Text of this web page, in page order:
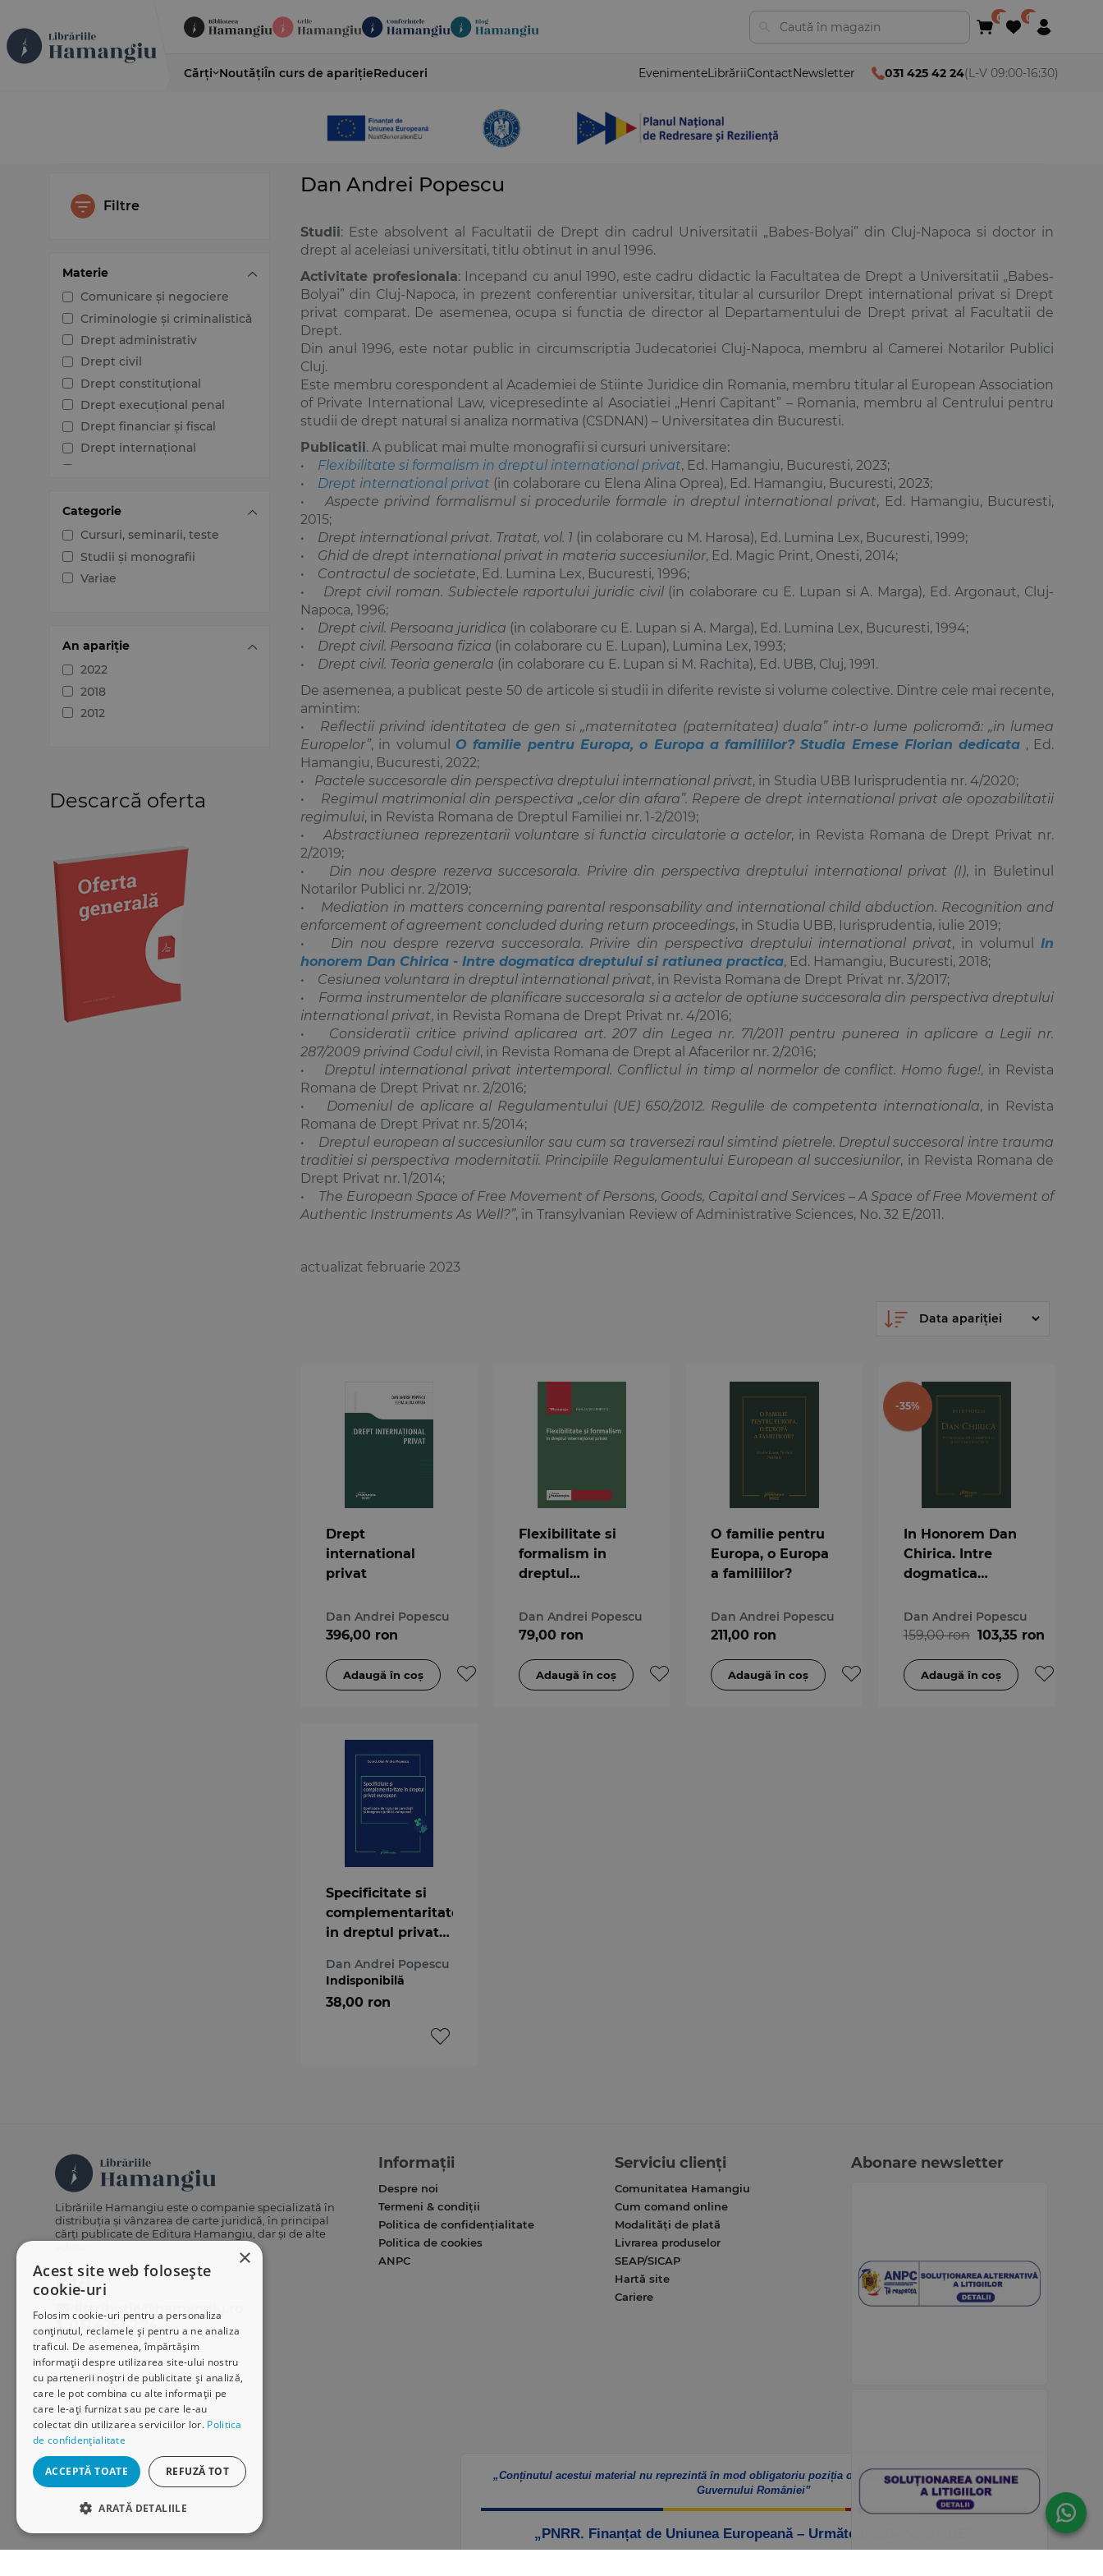
Cărți NoutățiÎn curs de aparițieReduceri EvenimenteLibrăriiContactNewsletter 031 425 42 24(L-V 09:00-16:30)
Filtre
Materie
Comunicare și negociere
Criminologie și criminalistică
Drept administrativ
Drept civil
Drept constituțional
Drept execuțional penal
Drept financiar și fiscal
Drept internațional
Drept procesual penal
Dreptul afacerilor
Dreptul familiei
Dreptul mediului
Dreptul noilor tehnologii
intelectuale
Dreptul Uniunii Europene
Jurisprudența instanțelor
juridice
Teoria generală a dreptului
Variae
Categorie
Cursuri, seminarii, teste
Studii și monografii
Variae
An apariție
2022
2018
2012
Descarcă oferta
Dan Andrei Popescu
Studii: Este absolvent al Facultatii de Drept din cadrul Universitatii „Babes-Bolyai” din Cluj-Napoca si doctor in
drept al aceleiasi universitati, titlu obtinut in anul 1996.
Activitate profesionala: Incepand cu anul 1990, este cadru didactic la Facultatea de Drept a Universitatii „Babes-
Bolyai” din Cluj-Napoca, in prezent conferentiar universitar, titular al cursurilor Drept international privat si Drept
privat comparat. De asemenea, ocupa si functia de director al Departamentului de Drept privat al Facultatii de
Drept.
Din anul 1996, este notar public in circumscriptia Judecatoriei Cluj-Napoca, membru al Camerei Notarilor Publici
Cluj.
Este membru corespondent al Academiei de Stiinte Juridice din Romania, membru titular al European Association
of Private International Law, vicepresedinte al Asociatiei „Henri Capitant” – Romania, membru al Centrului pentru
studii de drept natural si analiza normativa (CSDNAN) – Universitatea din Bucuresti.
Publicatii. A publicat mai multe monografii si cursuri universitare:
•
Flexibilitate si formalism in dreptul international privat, Ed. Hamangiu, Bucuresti, 2023;
• Drept international privat (in colaborare cu Elena Alina Oprea), Ed. Hamangiu, Bucuresti, 2023;
•Aspecte privind formalismul si procedurile formale in dreptul international privat, Ed. Hamangiu, Bucuresti,
2015;
• Drept international privat. Tratat, vol. 1 (in colaborare cu M. Harosa), Ed. Lumina Lex, Bucuresti, 1999;
• Ghid de drept international privat in materia succesiunilor, Ed. Magic Print, Onesti, 2014;
• Contractul de societate, Ed. Lumina Lex, Bucuresti, 1996;
• Drept civil roman. Subiectele raportului juridic civil(in colaborare cu E. Lupan si A. Marga), Ed. Argonaut, Cluj-
Napoca, 1996;
•
Drept civil. Persoana juridica (in colaborare cu E. Lupan si A. Marga), Ed. Lumina Lex, Bucuresti, 1994;
• Drept civil. Persoana fizica (in colaborare cu E. Lupan), Lumina Lex, 1993;
• Drept civil. Teoria generala (in colaborare cu E. Lupan si M. Rachita), Ed. UBB, Cluj, 1991.
De asemenea, a publicat peste 50 de articole si studii in diferite reviste si volume colective. Dintre cele mai recente,
amintim:
•
Reflectii privind identitatea de gen si „maternitatea (paternitatea) duala” intr-o lume policromă: „in lumea
Europelor”, in volumul O familie pentru Europa, o Europa a familiilor? Studia Emese Florian dedicata , Ed.
Hamangiu, Bucuresti, 2022;
• Pactele succesorale din perspectiva dreptului international privat, in Studia UBB Iurisprudentia nr. 4/2020;
• Regimul matrimonial din perspectiva „celor din afara”. Repere de drept international privat ale opozabilitatii
regimului, in Revista Romana de Dreptul Familiei nr. 1-2/2019;
•Abstractiunea reprezentarii voluntare si functia circulatorie a actelor, in Revista Romana de Drept Privat nr.
2/2019;
• Din nou despre rezerva succesorala. Privire din perspectiva dreptului international privat (I), in Buletinul
Notarilor Publici nr. 2/2019;
• Mediation in matters concerning parental responsability and international child abduction. Recognition and
enforcement of agreement concluded during return proceedings, in Studia UBB, Iurisprudentia, iulie 2019;
• Din nou despre rezerva succesorala. Privire din perspectiva dreptului international privat, in volumulIn
honorem Dan Chirica - Intre dogmatica dreptului si ratiunea practica, Ed. Hamangiu, Bucuresti, 2018;
• Cesiunea voluntara in dreptul international privat, in Revista Romana de Drept Privat nr. 3/2017;
• Forma instrumentelor de planificare succesorala si a actelor de optiune succesorala din perspectiva dreptului
international privat, in Revista Romana de Drept Privat nr. 4/2016;
• Consideratii critice privind aplicarea art. 207 din Legea nr. 71/2011 pentru punerea in aplicare a Legii nr.
287/2009 privind Codul civil, in Revista Romana de Drept al Afacerilor nr. 2/2016;
• Dreptul international privat intertemporal. Conflictul in timp al normelor de conflict. Homo fuge!, in Revista
Romana de Drept Privat nr. 2/2016;
• Domeniul de aplicare al Regulamentului (UE) 650/2012. Regulile de competenta internationala, in Revista
Romana de Drept Privat nr. 5/2014;
• Dreptul european al succesiunilor sau cum sa traversezi raul simtind pietrele. Dreptul succesoral intre trauma
traditiei si perspectiva modernitatii. Principiile Regulamentului European al succesiunilor, in Revista Romana de
Drept Privat nr. 1/2014;
• The European Space of Free Movement of Persons, Goods, Capital and Services – A Space of Free Movement of
Authentic Instruments As Well?”, in Transylvanian Review of Administrative Sciences, No. 32 E/2011.
actualizat februarie 2023
Drept
international
privat
Dan Andrei Popescu
396,00 ron
Flexibilitate si
formalism in
dreptul
privat
Dan Andrei Popescu
79,00 ron
O familie pentru
Europa, o Europa
a familiilor?
Dan Andrei Popescu
211,00 ron
-35%
In Honorem Dan
Chirica. Intre
dogmatica
ratiunea practica
Dan Andrei Popescu
159,00 ron 103,35 ron
Specificitate si
complementaritate
in dreptul privat
Conflictele de legi
si de jurisdictii si
integrarea
Dan Andrei Popescu
Indisponibilă
38,00 ron
×
Acest site web folosește
cookie-uri
Folosim cookie-uri pentru a personaliza
conținutul, reclamele și pentru a ne analiza
traficul. De asemenea, împărtășim
informații despre utilizarea site-ului nostru
cu partenerii noștri de publicitate și analiză,
care le pot combina cu alte informații pe
care le-ați furnizat sau pe care le-au
colectat din utilizarea serviciilor lor. Politica
de confidențialitate
ACCEPTĂ TOATE REFUZĂ TOT
ARATĂ DETALIILE
Librăriile Hamangiu este o companie specializată în
distribuția și vânzarea de carte juridică, în principal
cărți publicate de Editura Hamangiu, dar și de alte
distributie@hamangiu.ro
031 425 42 24
0741 244 032
Informații
Despre noi
Termeni & condiții
Politica de confidențialitate
Politica de cookies
ANPC
Serviciu clienți
Comunitatea Hamangiu
Cum comand online
Modalități de plată
Livrarea produselor
SEAP/SICAP
Hartă site
Cariere
Abonare newsletter
„Conținutul acestui material nu reprezintă în mod obligatoriu poziția oficială a Uniunii Europene sau a
Guvernului României”
„PNRR. Finanțat de Uniunea Europeană – UrmătoareaGenerațieUE”